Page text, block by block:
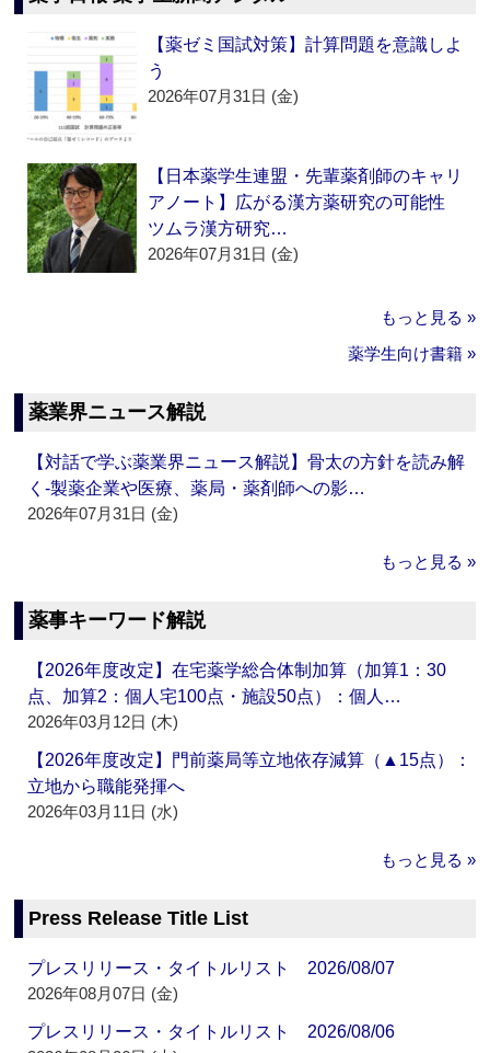
【薬ゼミ国試対策】計算問題を意識しよ
う
2026年07月31日 (金)
【日本薬学生連盟・先輩薬剤師のキャリ
アノート】広がる漢方薬研究の可能性
ツムラ漢方研究…
2026年07月31日 (金)
もっと見る »
薬学生向け書籍 »
薬業界ニュース解説
【対話で学ぶ薬業界ニュース解説】骨太の方針を読み解
く‐製薬企業や医療、薬局・薬剤師への影…
2026年07月31日 (金)
もっと見る »
薬事キーワード解説
【2026年度改定】在宅薬学総合体制加算（加算1：30
点、加算2：個人宅100点・施設50点）：個人…
2026年03月12日 (木)
【2026年度改定】門前薬局等立地依存減算（▲15点）：
立地から職能発揮へ
2026年03月11日 (水)
もっと見る »
Press Release Title List
プレスリリース・タイトルリスト 2026/08/07
2026年08月07日 (金)
プレスリリース・タイトルリスト 2026/08/06